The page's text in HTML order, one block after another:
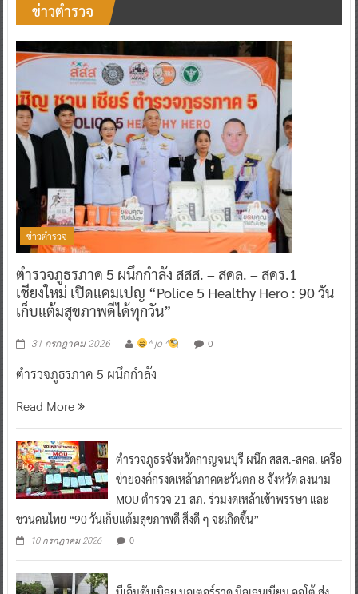
ข่าวตำรวจ
ข่าวตำรวจ
ตำรวจภูธรภาค 5 ผนึกกำลัง สสส. – สคล. – สคร.1
เชียงใหม่ เปิดแคมเปญ “Police 5 Healthy Hero : 90 วัน
เก็บแต้มสุขภาพดีได้ทุกวัน”
31 กรกฎาคม 2026 ^ jo ^ 0
ตำรวจภูธรภาค 5 ผนึกกำลัง
Read More
ตำรวจภูธรจังหวัดกาญจนบุรี ผนึก สสส.-สคล. เครือ
ข่ายองค์กรงดเหล้าภาคตะวันตก 8 จังหวัด ลงนาม
MOU ตำรวจ 21 สภ. ร่วมงดเหล้าเข้าพรรษา และ
ชวนคนไทย “90 วันเก็บแต้มสุขภาพดี สิ่งดี ๆ จะเกิดขึ้น”
10 กรกฎาคม 2026 0